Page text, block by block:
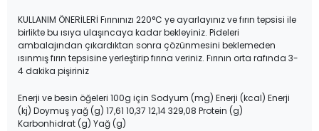
KULLANIM ÖNERİLERİ Fırınınızı 220°C ye ayarlayınız ve fırın tepsisi ile
birlikte bu ısıya ulaşıncaya kadar bekleyiniz. Pideleri
ambalajından çıkardıktan sonra çözünmesini beklemeden
ısınmış fırın tepsisine yerleştirip fırına veriniz. Fırının orta rafında 3-
4 dakika pişiriniz
Enerji ve besin öğeleri 100g için Sodyum (mg) Enerji (kcal) Enerji
(kj) Doymuş yağ (g) 17,61 10,37 12,14 329,08 Protein (g)
Karbonhidrat (g) Yağ (g)